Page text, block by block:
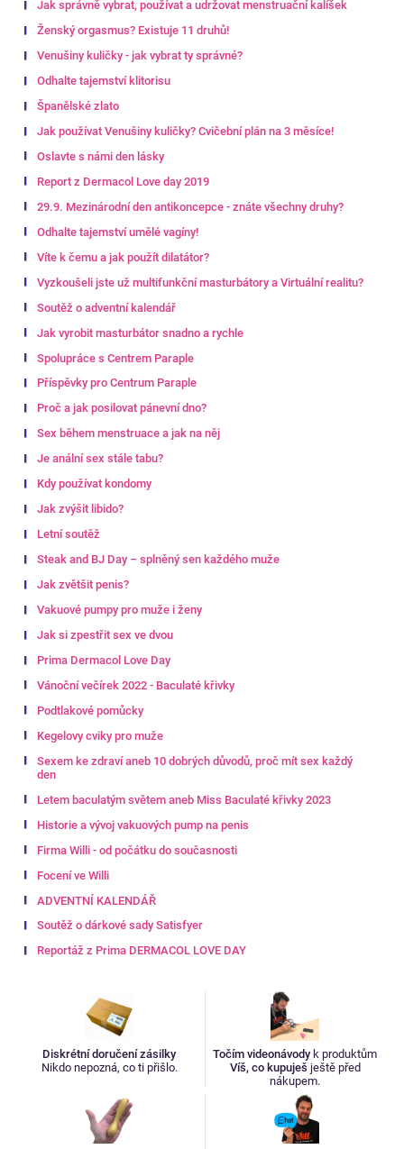
Jak správně vybrat, používat a udržovat menstruační kalíšek
Ženský orgasmus? Existuje 11 druhů!
Venušiny kuličky - jak vybrat ty správné?
Odhalte tajemství klitorisu
Španělské zlato
Jak používat Venušiny kuličky? Cvičební plán na 3 měsíce!
Oslavte s námi den lásky
Report z Dermacol Love day 2019
29.9. Mezinárodní den antikoncepce - znáte všechny druhy?
Odhalte tajemství umělé vagíny!
Víte k čemu a jak použít dilatátor?
Vyzkoušeli jste už multifunkční masturbátory a Virtuální realitu?
Soutěž o adventní kalendář
Jak vyrobit masturbátor snadno a rychle
Spolupráce s Centrem Paraple
Příspěvky pro Centrum Paraple
Proč a jak posilovat pánevní dno?
Sex během menstruace a jak na něj
Je anální sex stále tabu?
Kdy používat kondomy
Jak zvýšit libido?
Letní soutěž
Steak and BJ Day – splněný sen každého muže
Jak zvětšit penis?
Vakuové pumpy pro muže i ženy
Jak si zpestřit sex ve dvou
Prima Dermacol Love Day
Vánoční večírek 2022 - Baculaté křivky
Podtlakové pomůcky
Kegelovy cviky pro muže
Sexem ke zdraví aneb 10 dobrých důvodů, proč mít sex každý
den
Letem baculatým světem aneb Miss Baculaté křivky 2023
Historie a vývoj vakuových pump na penis
Firma Willi - od počátku do současnosti
Focení ve Willi
ADVENTNÍ KALENDÁŘ
Soutěž o dárkové sady Satisfyer
Reportáž z Prima DERMACOL LOVE DAY
Diskrétní doručení zásilky
Nikdo nepozná, co ti přišlo.
Točím videonávody k produktům
Víš, co kupuješ ještě před
nákupem.